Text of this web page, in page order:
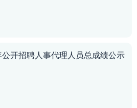
开招聘人事代理人员总成绩公示